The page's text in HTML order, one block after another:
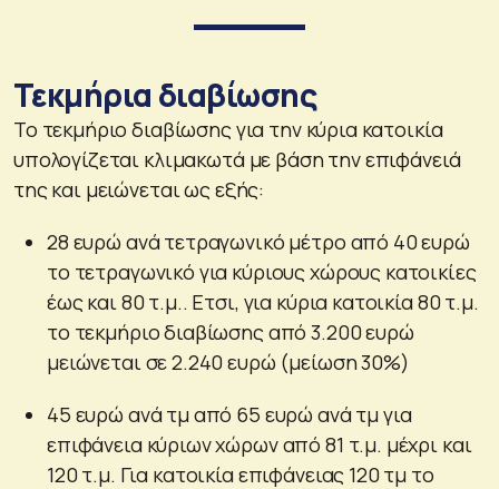
Τεκμήρια διαβίωσης
Το τεκμήριο διαβίωσης για την κύρια κατοικία
υπολογίζεται κλιμακωτά με βάση την επιφάνειά
της και μειώνεται ως εξής:
28 ευρώ ανά τετραγωνικό μέτρο από 40 ευρώ
το τετραγωνικό για κύριους χώρους κατοικίες
έως και 80 τ.μ.. Ετσι, για κύρια κατοικία 80 τ.μ.
το τεκμήριο διαβίωσης από 3.200 ευρώ
μειώνεται σε 2.240 ευρώ (μείωση 30%)
45 ευρώ ανά τμ από 65 ευρώ ανά τμ για
επιφάνεια κύριων χώρων από 81 τ.μ. μέχρι και
120 τ.μ. Για κατοικία επιφάνειας 120 τμ το